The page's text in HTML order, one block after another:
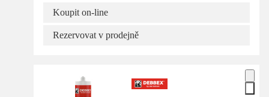
Koupit on-line
Rezervovat v prodejně